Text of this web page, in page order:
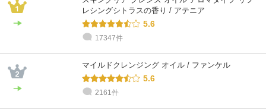
レシングシトラスの香り / アテニア
5.6
17347件
マイルドクレンジング オイル / ファンケル
5.6
2161件